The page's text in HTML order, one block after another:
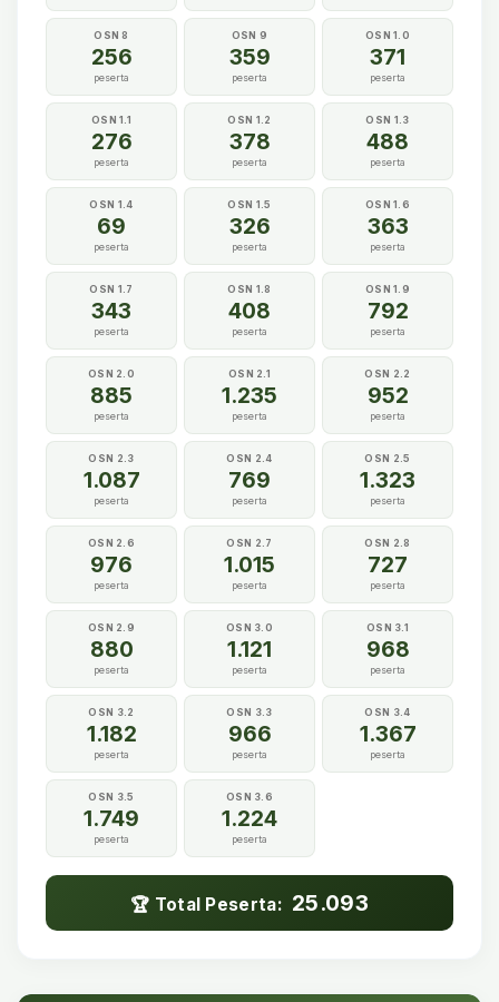
OSN 8
256
peserta
OSN 9
359
peserta
OSN 1.0
371
peserta
OSN 1.1
276
peserta
OSN 1.2
378
peserta
OSN 1.3
488
peserta
OSN 1.4
69
peserta
OSN 1.5
326
peserta
OSN 1.6
363
peserta
OSN 1.7
343
peserta
OSN 1.8
408
peserta
OSN 1.9
792
peserta
OSN 2.0
885
peserta
OSN 2.1
1.235
peserta
OSN 2.2
952
peserta
OSN 2.3
1.087
peserta
OSN 2.4
769
peserta
OSN 2.5
1.323
peserta
OSN 2.6
976
peserta
OSN 2.7
1.015
peserta
OSN 2.8
727
peserta
OSN 2.9
880
peserta
OSN 3.0
1.121
peserta
OSN 3.1
968
peserta
OSN 3.2
1.182
peserta
OSN 3.3
966
peserta
OSN 3.4
1.367
peserta
OSN 3.5
1.749
peserta
OSN 3.6
1.224
peserta
🏆 Total Peserta: 25.093